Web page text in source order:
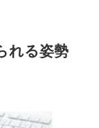
れる姿勢